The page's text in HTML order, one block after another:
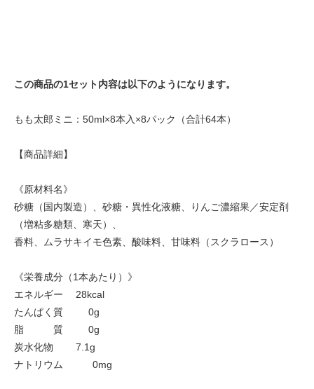
この商品の1セット内容は以下のようになります。
もも太郎ミニ：50ml×8本入×8パック（合計64本）
【商品詳細】
《原材料名》
砂糖（国内製造）、砂糖・異性化液糖、りんご濃縮果／安定剤
（増粘多糖類、寒天）、
香料、ムラサキイモ色素、酸味料、甘味料（スクラロース）
《栄養成分（1本あたり）》
エネルギー 28kcal
たんぱく質 0g
脂 質 0g
炭水化物 7.1g
ナトリウム 0mg